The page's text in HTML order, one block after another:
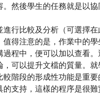
然後學生的任務就是以
行比較及分析（可選擇
得注意的是，作業中的
程中，便可以加以查看
，可以提升文檔的質量。
階段的形成性功能是重
的支持，這樣的程序是很